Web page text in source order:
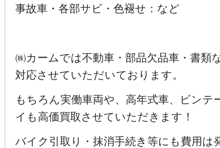
事故車・各部サビ・色褪せ：など
㈱カームでは不動車・部品欠品車・書類
対応させていただいております。
もちろん実働車両や、高年式車、ビンテ
イも高価買取させていただきます！
バイク引取り・抹消手続き等にも費用は